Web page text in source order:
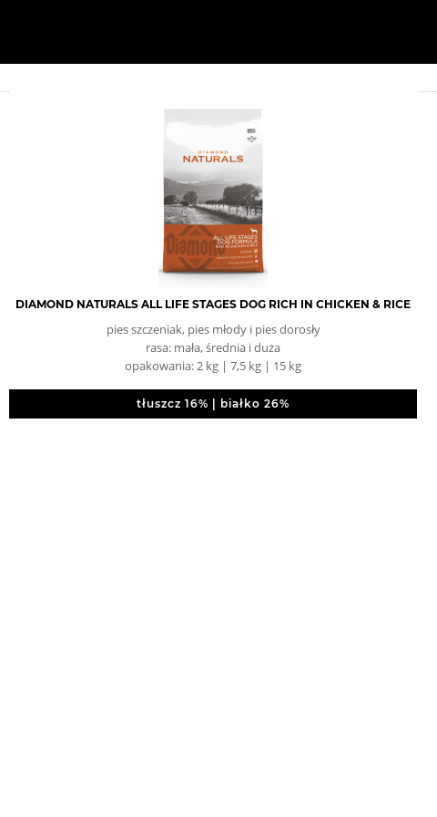
DIAMOND NATURALS ALL LIFE STAGES DOG RICH IN CHICKEN & RICE
pies szczeniak, pies młody i pies dorosły
rasa: mała, średnia i duża
opakowania: 2 kg | 7,5 kg | 15 kg
tłuszcz 16% | białko 26%